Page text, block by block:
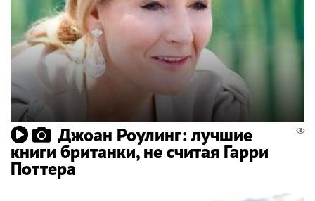
Джоан Роулинг: лучшие
книги британки, не считая Гарри
Поттера